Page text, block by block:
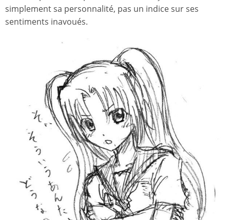
simplement sa personnalité, pas un indice sur ses
sentiments inavoués.